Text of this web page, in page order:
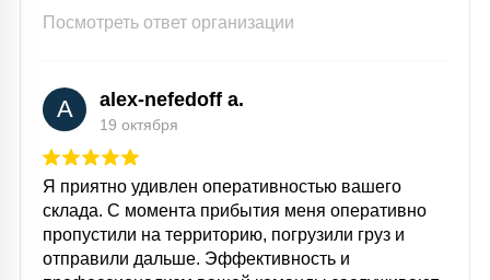
Посмотреть ответ организации
A alex-nefedoff a.
19 октября
Я приятно удивлен оперативностью вашего
склада. С момента прибытия меня оперативно
пропустили на территорию, погрузили груз и
отправили дальше. Эффективность и